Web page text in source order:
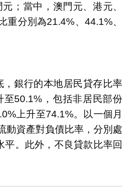
；當中，澳門元、港元、
重分別為21.4%、44.1%、
銀行的本地居民貸存比率
至50.1%，包括非居民部份
上升至74.1%。以一個月
動資產對負債比率，分別處
平。此外，不良貸款比率回